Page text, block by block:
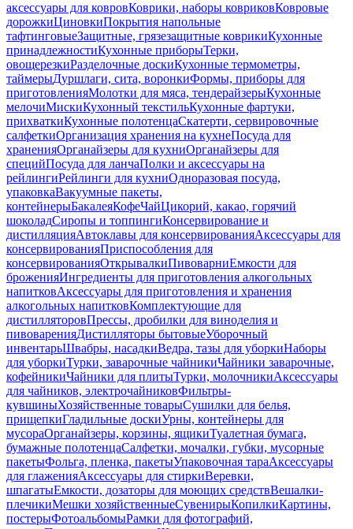
аксессуары для ковровКоврики, наборы ковриковКовровые
дорожкиЦиновкиПокрытия напольные
тафтинговыеЗащитные, грязезащитные коврикиКухонные
принадлежностиКухонные приборыТерки,
овощерезкиРазделочные доскиКухонные термометры,
таймерыДуршлаги, сита, воронкиФормы, приборы для
приготовленияМолотки для мяса, тендерайзерыКухонные
мелочиМискиКухонный текстильКухонные фартуки,
прихваткиКухонные полотенцаСкатерти, сервировочные
салфеткиОрганизация хранения на кухнеПосуда для
храненияОрганайзеры для кухниОрганайзеры для
специйПосуда для ланчаПолки и аксессуары на
рейлингиРейлинги для кухниОдноразовая посуда,
упаковкаВакуумные пакеты,
контейнерыБакалеяКофеЧайЦикорий, какао, горячий
шоколадСиропы и топпингиКонсервирование и
дистилляцияАвтоклавы для консервированияАксессуары для
консервированияПриспособления для
консервированияОткрывалкиПивоварниЕмкости для
броженияИнгредиенты для приготовления алкогольных
напитковАксессуары для приготовления и хранения
алкогольных напитковКомплектующие для
дистилляторовПрессы, дробилки для виноделия и
пивоваренияДистилляторы бытовыеУборочный
инвентарьШвабры, насадкиВедра, тазы для уборкиНаборы
для уборкиТурки, заварочные чайникиЧайники заварочные,
кофейникиЧайники для плитыТурки, молочникиАксессуары
для чайников, электрочайниковФильтры-
кувшиныХозяйственные товарыСушилки для белья,
прищепкиГладильные доскиУрны, контейнеры для
мусораОрганайзеры, корзины, ящикиТуалетная бумага,
бумажные полотенцаСалфетки, мочалки, губки, мусорные
пакетыФольга, пленка, пакетыУпаковочная тараАксессуары
для глаженияАксессуары для стиркиВеревки,
шпагатыЕмкости, дозаторы для моющих средствВешалки-
плечикиМешки хозяйственныеСувенирыКопилкиКартины,
постерыФотоальбомыРамки для фотографий,